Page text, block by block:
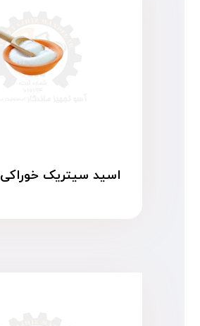
اسید سیتریک خوراکی